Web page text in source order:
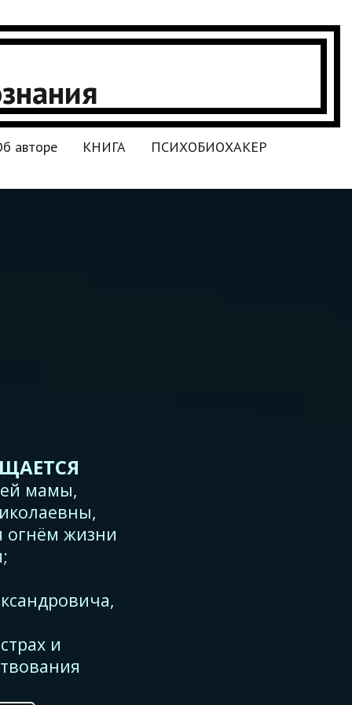
авторе КНИГА ПСИХОБИОХАКЕР
мамы,
жизни
и